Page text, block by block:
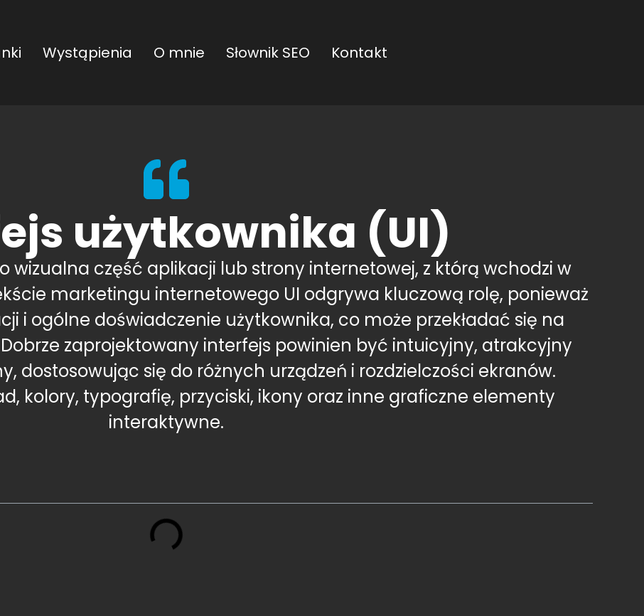
Wystąpienia O mnie Słownik SEO Kontakt
użytkownika (UI)
wizualna część aplikacji lub strony internetowej, z którą wchodzi w
marketingu internetowego UI odgrywa kluczową rolę, ponieważ
i ogólne doświadczenie użytkownika, co może przekładać się na
zaprojektowany interfejs powinien być intuicyjny, atrakcyjny
dostosowując się do różnych urządzeń i rozdzielczości ekranów.
kolory, typografię, przyciski, ikony oraz inne graficzne elementy
interaktywne.